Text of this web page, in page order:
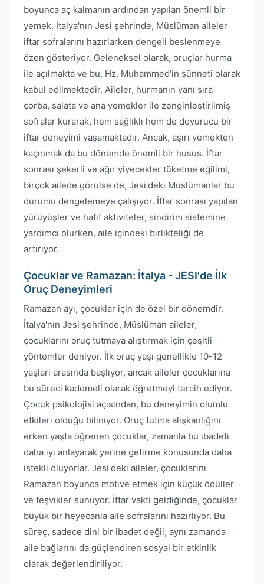
boyunca aç kalmanın ardından yapılan önemli bir
yemek. İtalya'nın Jesi şehrinde, Müslüman aileler
iftar sofralarını hazırlarken dengeli beslenmeye
özen gösteriyor. Geleneksel olarak, oruçlar hurma
ile açılmakta ve bu, Hz. Muhammed'in sünneti olarak
kabul edilmektedir. Aileler, hurmanın yanı sıra
çorba, salata ve ana yemekler ile zenginleştirilmiş
sofralar kurarak, hem sağlıklı hem de doyurucu bir
iftar deneyimi yaşamaktadır. Ancak, aşırı yemekten
kaçınmak da bu dönemde önemli bir husus. İftar
sonrası şekerli ve ağır yiyecekler tüketme eğilimi,
birçok ailede görülse de, Jesi'deki Müslümanlar bu
durumu dengelemeye çalışıyor. İftar sonrası yapılan
yürüyüşler ve hafif aktiviteler, sindirim sistemine
yardımcı olurken, aile içindeki birlikteliği de
artırıyor.
Çocuklar ve Ramazan: İtalya - JESI'de İlk
Oruç Deneyimleri
Ramazan ayı, çocuklar için de özel bir dönemdir.
İtalya'nın Jesi şehrinde, Müslüman aileler,
çocuklarını oruç tutmaya alıştırmak için çeşitli
yöntemler deniyor. İlk oruç yaşı genellikle 10-12
yaşları arasında başlıyor, ancak aileler çocuklarına
bu süreci kademeli olarak öğretmeyi tercih ediyor.
Çocuk psikolojisi açısından, bu deneyimin olumlu
etkileri olduğu biliniyor. Oruç tutma alışkanlığını
erken yaşta öğrenen çocuklar, zamanla bu ibadeti
daha iyi anlayarak yerine getirme konusunda daha
istekli oluyorlar. Jesi'deki aileler, çocuklarını
Ramazan boyunca motive etmek için küçük ödüller
ve teşvikler sunuyor. İftar vakti geldiğinde, çocuklar
büyük bir heyecanla aile sofralarını hazırlıyor. Bu
süreç, sadece dini bir ibadet değil, aynı zamanda
aile bağlarını da güçlendiren sosyal bir etkinlik
olarak değerlendiriliyor.